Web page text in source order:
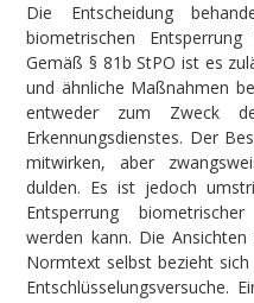
Die Entscheidung
biometrischen
Gemäß § 81b StPO ist es
und ähnliche Maßnahmen
entweder zum Zweck
Erkennungsdienstes. Der
mitwirken, aber
dulden. Es ist jedoch
Entsperrung
werden kann. Die
Normtext selbst bezieht
Entschlüsselungsversuche.